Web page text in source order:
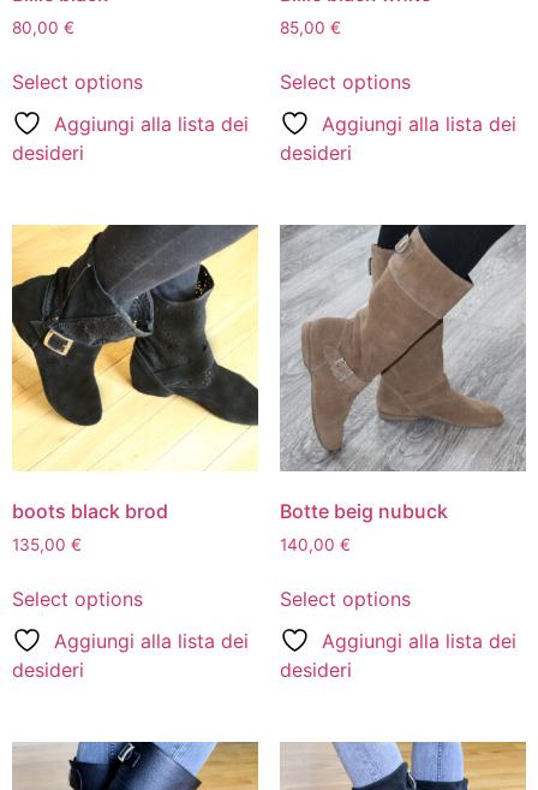
80,00 €
Select options
Aggiungi alla lista dei
desideri
85,00 €
Select options
Aggiungi alla lista dei
desideri
boots black brod
135,00 €
Select options
Aggiungi alla lista dei
desideri
Botte beig nubuck
140,00 €
Select options
Aggiungi alla lista dei
desideri